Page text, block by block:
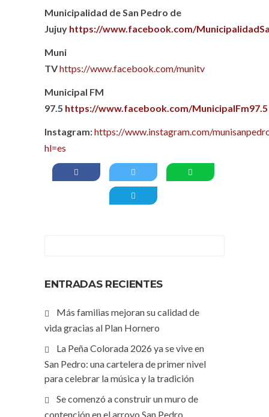
Municipalidad de San Pedro de
Jujuy https://www.facebook.com/
Muni
TVhttps://www.facebook.com/munitv
Municipal FM
97.5 https://www.facebook.com/MunicipalFm97.5
Instagram:https://www.instagram.com/
hl=es
ENTRADAS RECIENTES
Más familias mejoran su calidad de
vida gracias al Plan Hornero
La Peña Colorada 2026 ya se vive en
San Pedro: una cartelera de primer nivel
para celebrar la música y la tradición
Se comenzó a construir un muro de
contención en el arroyo San Pedro